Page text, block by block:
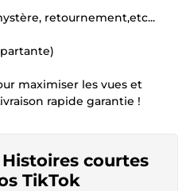
retournement,etc...
maximiser les vues et
rapide garantie !
courtes
TikTok